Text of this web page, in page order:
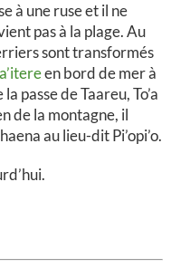
à une ruse et il ne
pas à la plage. Au
sont transformés
en bord de mer à
passe de Taareu, To’a
de la montagne, il
au lieu-dit Pi’opi’o.